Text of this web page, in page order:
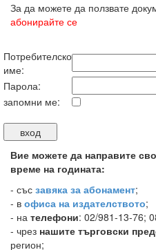
За да можете да ползвате
абонирайте се
Потребителско
име:
Парола:
запомни ме:
Вие можете да направите
време на годината:
- със завяка за абонамент;
- в офиса на издателството;
- на телефони: 02/981-13-76;
- чрез нашите търговски
регион;